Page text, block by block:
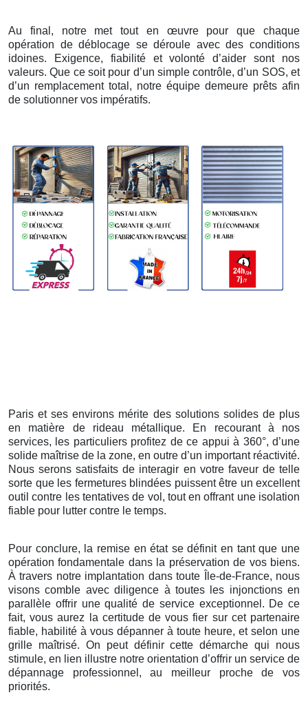
Au final, notre met tout en œuvre pour que chaque
opération de déblocage se déroule avec des conditions
idoines. Exigence, fiabilité et volonté d’aider sont nos
valeurs. Que ce soit pour d’un simple contrôle, d’un SOS, et
d’un remplacement total, notre équipe demeure prêts afin
de solutionner vos impératifs.
Paris et ses environs mérite des solutions solides de plus
en matière de rideau métallique. En recourant à nos
services, les particuliers profitez de ce appui à 360°, d’une
solide maîtrise de la zone, en outre d’un important réactivité.
Nous serons satisfaits de interagir en votre faveur de telle
sorte que les fermetures blindées puissent être un excellent
outil contre les tentatives de vol, tout en offrant une isolation
fiable pour lutter contre le temps.
Pour conclure, la remise en état se définit en tant que une
opération fondamentale dans la préservation de vos biens.
À travers notre implantation dans toute Île-de-France, nous
visons comble avec diligence à toutes les injonctions en
parallèle offrir une qualité de service exceptionnel. De ce
fait, vous aurez la certitude de vous fier sur cet partenaire
fiable, habilité à vous dépanner à toute heure, et selon une
grille maîtrisé. On peut définir cette démarche qui nous
stimule, en lien illustre notre orientation d’offrir un service de
dépannage professionnel, au meilleur proche de vos
priorités.